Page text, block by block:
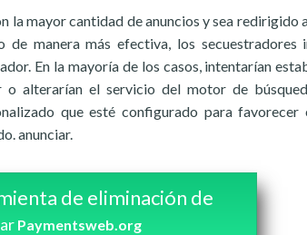
la mayor cantidad de anuncios y sea redirigido
manera más efectiva, los secuestradores
En la mayoría de los casos, intentarían
alterarían el servicio del motor de
que esté configurado para favorecer
anunciar.
de eliminación de
Paymentsweb.org